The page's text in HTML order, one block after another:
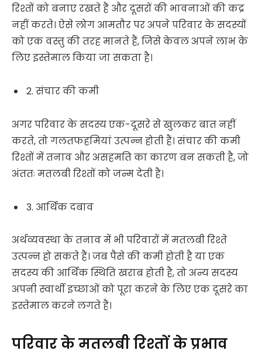
रिश्तों को बनाए रखते हैं और दूसरों की भावनाओं की कद्र
नहीं करते। ऐसे लोग आमतौर पर अपने परिवार के सदस्यों
को एक वस्तु की तरह मानते हैं, जिसे केवल अपने लाभ के
लिए इस्तेमाल किया जा सकता है।
2. संचार की कमी
अगर परिवार के सदस्य एक-दूसरे से खुलकर बात नहीं
करते, तो गलतफहमियां उत्पन्न होती हैं। संचार की कमी
रिश्तों में तनाव और असहमति का कारण बन सकती है, जो
अंततः मतलबी रिश्तों को जन्म देती है।
3. आर्थिक दबाव
अर्थव्यवस्था के तनाव में भी परिवारों में मतलबी रिश्ते
उत्पन्न हो सकते हैं। जब पैसे की कमी होती है या एक
सदस्य की आर्थिक स्थिति खराब होती है, तो अन्य सदस्य
अपनी स्वार्थी इच्छाओं को पूरा करने के लिए एक दूसरे का
इस्तेमाल करने लगते हैं।
परिवार के मतलबी रिश्तों के प्रभाव